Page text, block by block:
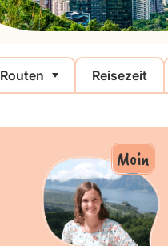
Routen Reisezeit
Moin